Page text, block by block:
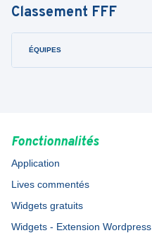
Classement FFF
ÉQUIPES
Fonctionnalités
Application
Lives commentés
Widgets gratuits
Widgets - Extension Wordpress